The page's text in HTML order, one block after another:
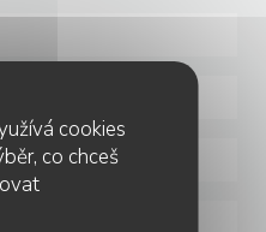
cookies
co chceš